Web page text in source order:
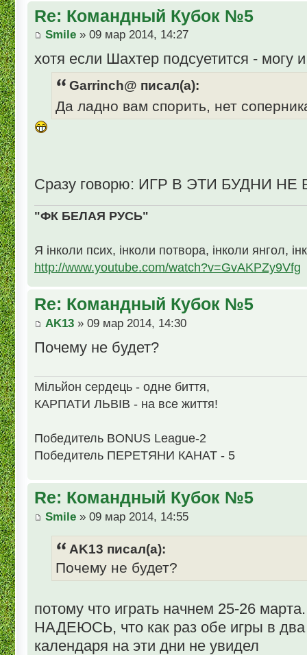
Re: Командный Кубок №5
Smile » 09 мар 2014, 14:27
хотя если Шахтер подсуетится - могу
Garrinch@ писал(а):
Да ладно вам спорить, нет
Сразу говорю: ИГР В ЭТИ БУДНИ НЕ
"ФК БЕЛАЯ РУСЬ"
Я інколи псих, інколи потвора, інколи янгол,
http://www.youtube.com/watch?v=GvAKPZy9Vfg
Re: Командный Кубок №5
AK13 » 09 мар 2014, 14:30
Почему не будет?
Мільйон сердець - одне биття,
КАРПАТИ ЛЬВІВ - на все життя!
Победитель BONUS League-2
Победитель ПЕРЕТЯНИ КАНАТ - 5
Re: Командный Кубок №5
Smile » 09 мар 2014, 14:55
AK13 писал(а):
Почему не будет?
потому что играть начнем 25-26 марта.
НАДЕЮСЬ, что как раз обе игры в два
календаря на эти дни не увидел